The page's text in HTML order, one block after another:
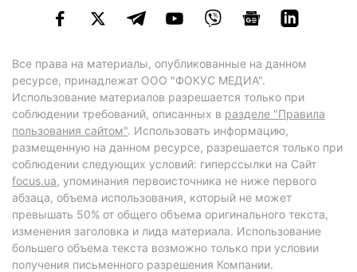
Все права на материалы, опубликованные на данном
ресурсе, принадлежат ООО "ФОКУС МЕДИА".
Использование материалов разрешается только при
соблюдении требований, описанных в разделе "Правила
пользования сайтом". Использовать информацию,
размещенную на данном ресурсе, разрешается только при
соблюдении следующих условий: гиперссылки на Сайт
focus.ua, упоминания первоисточника не ниже первого
абзаца, объема использования, который не может
превышать 50% от общего объема оригинального текста,
изменения заголовка и лида материала. Использование
большего объема текста возможно только при условии
получения письменного разрешения Компании.